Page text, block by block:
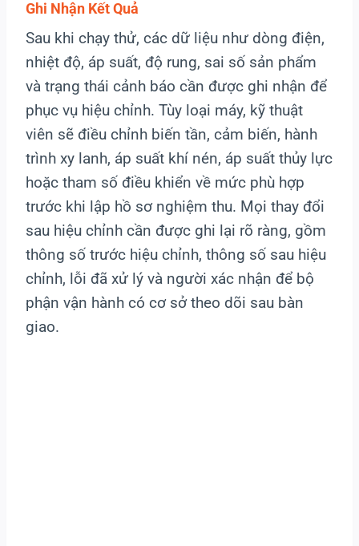
Ghi Nhận Kết Quả
Sau khi chạy thử, các dữ liệu như dòng điện,
nhiệt độ, áp suất, độ rung, sai số sản phẩm
và trạng thái cảnh báo cần được ghi nhận để
phục vụ hiệu chỉnh. Tùy loại máy, kỹ thuật
viên sẽ điều chỉnh biến tần, cảm biến, hành
trình xy lanh, áp suất khí nén, áp suất thủy lực
hoặc tham số điều khiển về mức phù hợp
trước khi lập hồ sơ nghiệm thu. Mọi thay đổi
sau hiệu chỉnh cần được ghi lại rõ ràng, gồm
thông số trước hiệu chỉnh, thông số sau hiệu
chỉnh, lỗi đã xử lý và người xác nhận để bộ
phận vận hành có cơ sở theo dõi sau bàn
giao.